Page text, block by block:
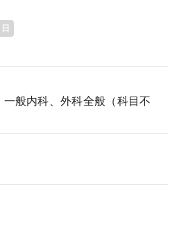
337-613
日
般内科、外科全般（科目不